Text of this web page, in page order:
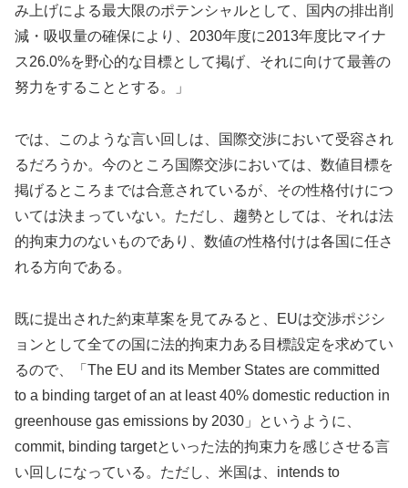
み上げによる最大限のポテンシャルとして、国内の排出削
減・吸収量の確保により、2030年度に2013年度比マイナ
ス26.0%を野心的な目標として掲げ、それに向けて最善の
努力をすることとする。」
では、このような言い回しは、国際交渉において受容され
るだろうか。今のところ国際交渉においては、数値目標を
掲げるところまでは合意されているが、その性格付けにつ
いては決まっていない。ただし、趨勢としては、それは法
的拘束力のないものであり、数値の性格付けは各国に任さ
れる方向である。
既に提出された約束草案を見てみると、EUは交渉ポジシ
ョンとして全ての国に法的拘束力ある目標設定を求めてい
るので、「The EU and its Member States are committed
to a binding target of an at least 40% domestic reduction in
greenhouse gas emissions by 2030」というように、
commit, binding targetといった法的拘束力を感じさせる言
い回しになっている。ただし、米国は、intends to